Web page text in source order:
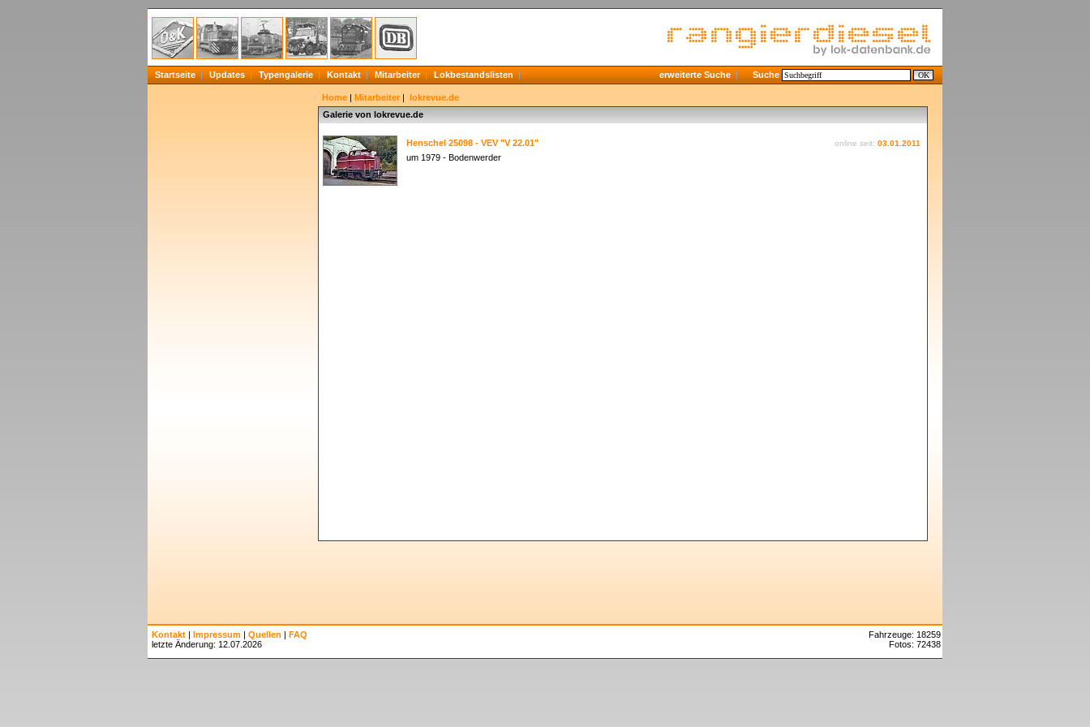
Startseite Updates Typengalerie Kontakt Mitarbeiter Lokbestandslisten erweiterte Suche Suche
Home | Mitarbeiter | lokrevue.de
Galerie von lokrevue.de
Henschel 25098 - VEV "V 22.01" online seit: 03.01.2011
um 1979 - Bodenwerder
Kontakt | Impressum | Quellen | FAQ
letzte Änderung: 12.07.2026
Fahrzeuge: 18259
Fotos: 72438